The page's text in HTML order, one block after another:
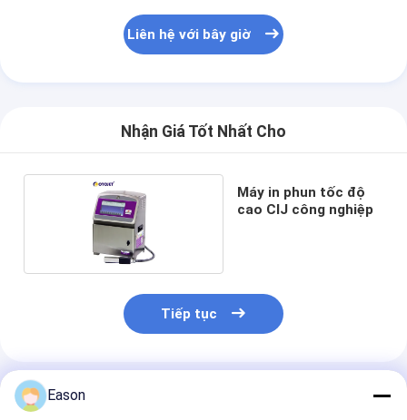
Liên hệ với bây giờ
Nhận Giá Tốt Nhất Cho
Máy in phun tốc độ
cao CIJ công nghiệp
Tiếp tục
Sản Phẩm Khuyến Cáo
Eason